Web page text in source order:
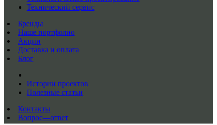
Технический сервис
Бренды
Наше портфолио
Акции
Доставка и оплата
Блог
Истории проектов
Полезные статьи
Контакты
Вопрос—ответ